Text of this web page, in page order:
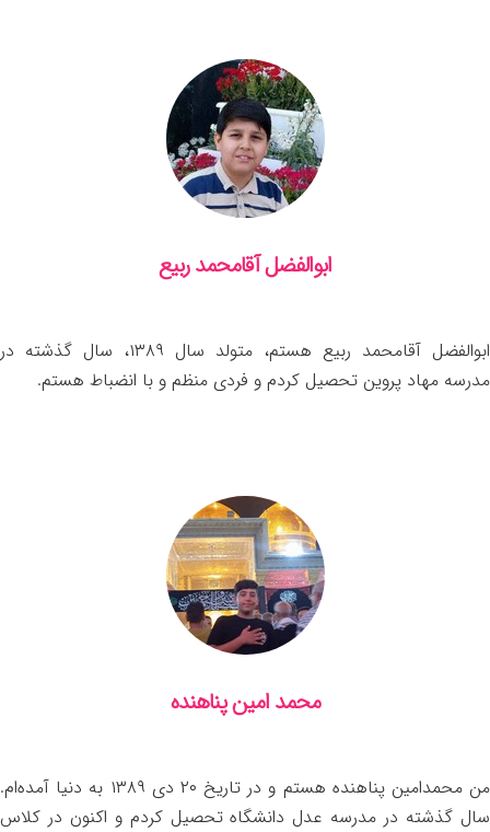
ابوالفضل آقامحمد ربیع
ابوالفضل آقامحمد ربیع هستم، متولد سال ۱۳۸۹، سال گذشته در
مدرسه مهاد پروین تحصیل کردم و فردی منظم و با انضباط هستم.
محمد امین پناهنده
من محمدامین پناهنده هستم و در تاریخ ۲۰ دی ۱۳۸۹ به دنیا آمده‌ام.
سال گذشته در مدرسه عدل دانشگاه تحصیل کردم و اکنون در کلاس